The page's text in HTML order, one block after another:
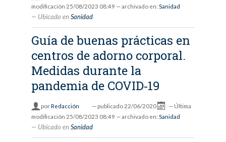
modificación 25/08/2023 08:49 — archivado en: Sanidad
Ubicado en Sanidad
Guía de buenas prácticas en
centros de adorno corporal.
Medidas durante la
pandemia de COVID‐19
porRedacción — publicado 22/06/2020 — Última
modificación 25/08/2023 08:49 — archivado en: Sanidad
Ubicado en Sanidad